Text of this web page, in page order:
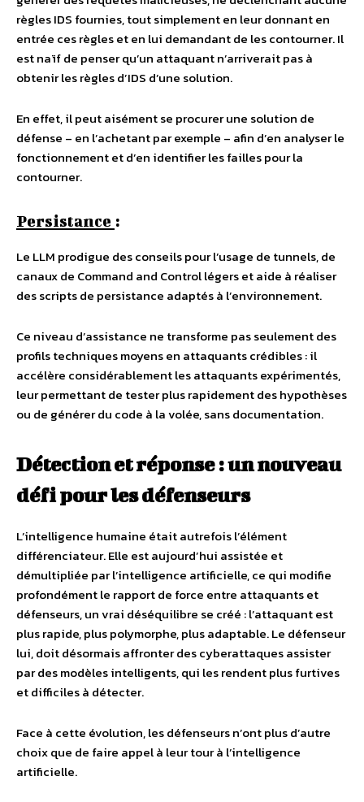
règles IDS fournies, tout simplement en leur donnant en
entrée ces règles et en lui demandant de les contourner. Il
est naïf de penser qu’un attaquant n’arriverait pas à
obtenir les règles d’IDS d’une solution.
En effet, il peut aisément se procurer une solution de
défense – en l’achetant par exemple – afin d’en analyser le
fonctionnement et d’en identifier les failles pour la
contourner.
Persistance :
Le LLM prodigue des conseils pour l’usage de tunnels, de
canaux de Command and Control légers et aide à réaliser
des scripts de persistance adaptés à l’environnement.
Ce niveau d’assistance ne transforme pas seulement des
profils techniques moyens en attaquants crédibles : il
accélère considérablement les attaquants expérimentés,
leur permettant de tester plus rapidement des hypothèses
ou de générer du code à la volée, sans documentation.
Détection et réponse : un nouveau
défi pour les défenseurs
L’intelligence humaine était autrefois l’élément
différenciateur. Elle est aujourd’hui assistée et
démultipliée par l’intelligence artificielle, ce qui modifie
profondément le rapport de force entre attaquants et
défenseurs, un vrai déséquilibre se créé : l’attaquant est
plus rapide, plus polymorphe, plus adaptable. Le défenseur
lui, doit désormais affronter des cyberattaques assister
par des modèles intelligents, qui les rendent plus furtives
et difficiles à détecter.
Face à cette évolution, les défenseurs n’ont plus d’autre
choix que de faire appel à leur tour à l’intelligence
artificielle.